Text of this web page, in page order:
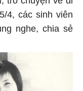
4, các sinh viên
nghe, chia sẻ